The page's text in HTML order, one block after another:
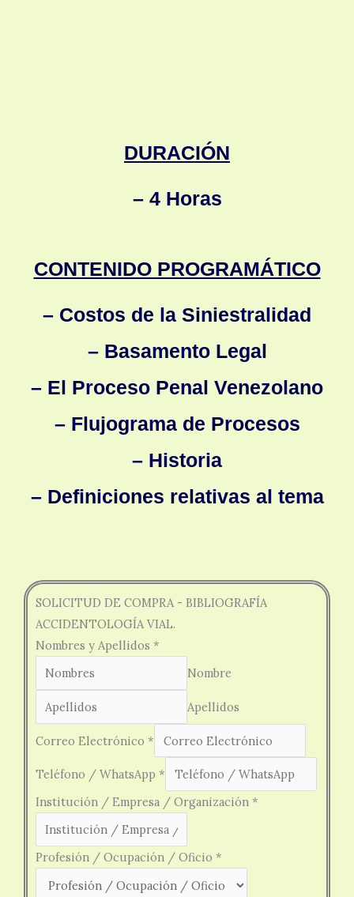
DURACIÓN
– 4 Horas
CONTENIDO PROGRAMÁTICO
– Costos de la Siniestralidad
– Basamento Legal
– El Proceso Penal Venezolano
– Flujograma de Procesos
– Historia
– Definiciones relativas al tema
SOLICITUD DE COMPRA - BIBLIOGRAFÍA
ACCIDENTOLOGÍA VIAL.
Nombres y Apellidos *
Nombre
Apellidos
Correo Electrónico *
Teléfono / WhatsApp *
Institución / Empresa / Organización *
Profesión / Ocupación / Oficio *